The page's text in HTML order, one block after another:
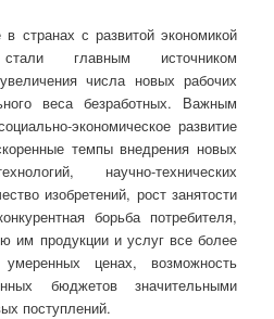
странах с развитой экономикой
главным источником
числа новых рабочих
веса безработных. Важным
экономическое развитие
темпы внедрения новых
научно-технических
изобретений, рост занятости
борьба потребителя,
им продукции и услуг все более
ценах, возможность
бюджетов значительными
поступлений.